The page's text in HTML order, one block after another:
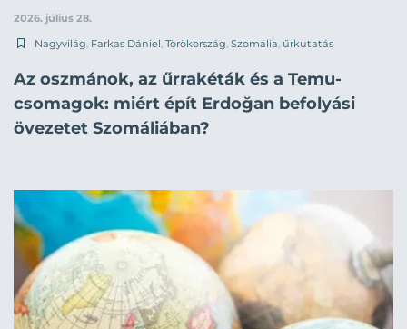
2026. július 28.
Nagyvilág, Farkas Dániel, Törökország, Szomália, űrkutatás
Az oszmánok, az űrrakéták és a Temu-
csomagok: miért épít Erdoğan befolyási
övezetet Szomáliában?